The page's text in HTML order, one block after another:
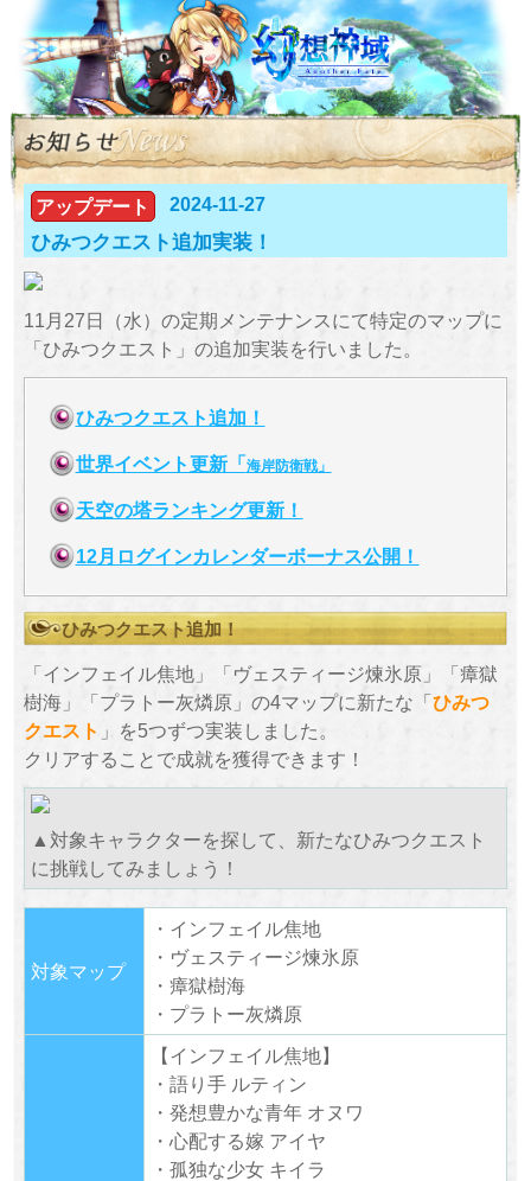
アップデート 2024-11-27
ひみつクエスト追加実装！
11月27日（水）の定期メンテナンスにて特定のマップに
「ひみつクエスト」の追加実装を行いました。
ひみつクエスト追加！
世界イベント更新「海岸防衛戦」
天空の塔ランキング更新！
12月ログインカレンダーボーナス公開！
ひみつクエスト追加！
「インフェイル焦地」「ヴェスティージ煉氷原」「瘴獄
樹海」「プラトー灰燐原」の4マップに新たな「ひみつ
クエスト 」を5つずつ実装しました。
クリアすることで成就を獲得できます！
▲対象キャラクターを探して、新たなひみつクエスト
に挑戦してみましょう！
対象マップ
・インフェイル焦地
・ヴェスティージ煉氷原
・瘴獄樹海
・プラトー灰燐原
【インフェイル焦地】
・語り手 ルティン
・発想豊かな青年 オヌワ
・心配する嫁 アイヤ
・孤独な少女 キイラ